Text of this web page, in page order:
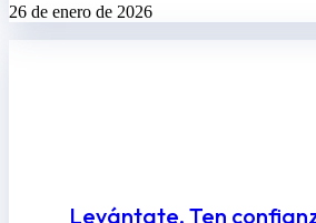
26 de enero de 2026
Levántate. Ten